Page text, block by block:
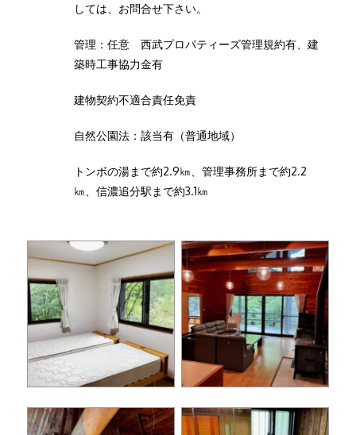
しては、お問合せ下さい。
管理：任意 西武プロパティーズ管理規約有、建
築時工事協力金有
建物契約不適合責任免責
自然公園法：該当有（普通地域）
トンボの湯まで約2.9㎞、管理事務所まで約2.2
㎞、信濃追分駅まで約3.1㎞